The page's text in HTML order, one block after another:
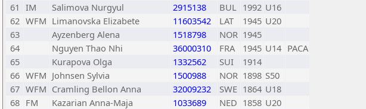
61 IM Salimova Nurgyul 2915138 BUL 1992 U16
62 WFM Limanovska Elizabete 11603542 LAT 1945 U20
63
Ayzenberg Alena 1518798 NOR 1945
64
Nguyen Thao Nhi 36000310 FRA 1945 U14 PACA
65
Kurapova Olga 1332562 SUI
1914
66 WFM Johnsen Sylvia 1500988 NOR 1898 S50
67 WFM Cramling Bellon Anna 32009232 SWE 1864 U18
68 FM Kazarian Anna-Maja 1033689 NED 1858 U20